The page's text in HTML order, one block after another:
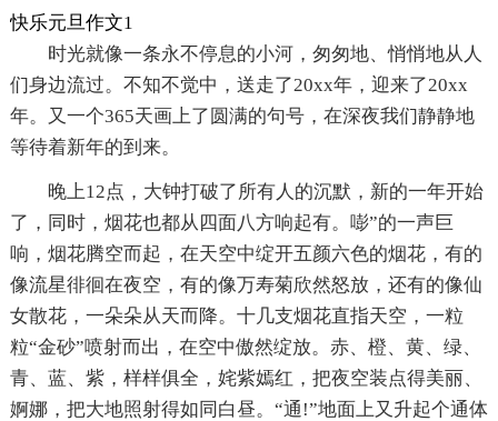
快乐元旦作文1
时光就像一条永不停息的小河，匆匆地、悄悄地从人
们身边流过。不知不觉中，送走了20xx年，迎来了20xx
年。又一个365天画上了圆满的句号，在深夜我们静静地
等待着新年的到来。
晚上12点，大钟打破了所有人的沉默，新的一年开始
了，同时，烟花也都从四面八方响起有。嘭”的一声巨
响，烟花腾空而起，在天空中绽开五颜六色的烟花，有的
像流星徘徊在夜空，有的像万寿菊欣然怒放，还有的像仙
女散花，一朵朵从天而降。十几支烟花直指天空，一粒
粒“金砂”喷射而出，在空中傲然绽放。赤、橙、黄、绿、
青、蓝、紫，样样俱全，姹紫嫣红，把夜空装点得美丽、
婀娜，把大地照射得如同白昼。“通!”地面上又升起个通体